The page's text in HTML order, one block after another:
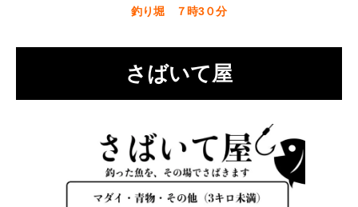
釣り堀 ７時3０分
さばいて屋